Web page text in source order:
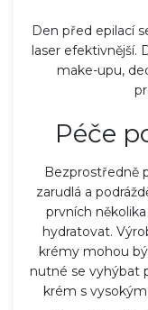
Den před epilací
laser efektivnější.
make-upu,
Péče
Bezprostředně
zarudlá a
prvních
hydratovat.
krémy mohou
nutné se vyhýbat
krém s